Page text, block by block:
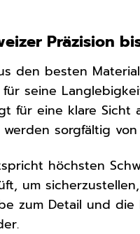
Präzision
den besten
seine
für eine klare Sicht
sorgfältig
höchsten
um
zum Detail und